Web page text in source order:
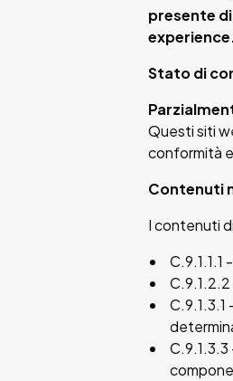
presente
Stato di
Questi siti
conformità
Contenuti
I contenuti